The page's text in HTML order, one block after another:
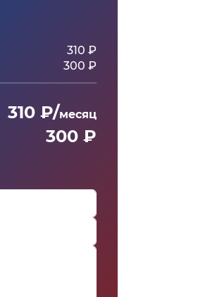
310 ₽
300 ₽
310 ₽/месяц
300 ₽